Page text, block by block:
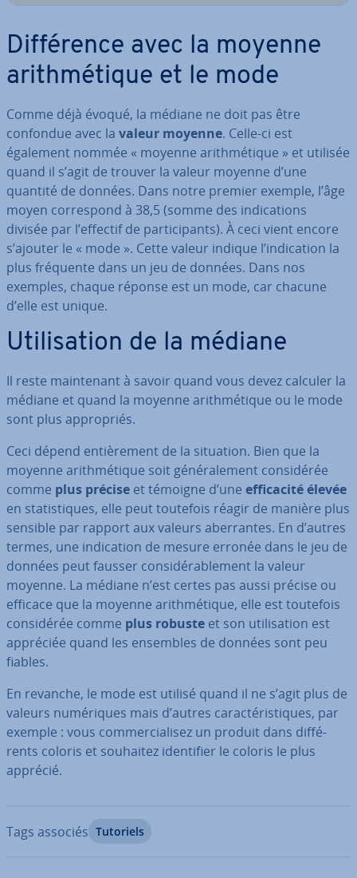
Dif­fé­rence avec la moyenne
arith­mé­tique et le mode
Comme déjà évoqué, la médiane ne doit pas être
confondue avec la valeur moyenne. Celle-ci est
également nommée « moyenne arith­mé­tique » et utilisée
quand il s’agit de trouver la valeur moyenne d’une
quantité de données. Dans notre premier exemple, l’âge
moyen cor­res­pond à 38,5 (somme des in­di­ca­tions
divisée par l’effectif de par­ti­ci­pants). À ceci vient encore
s’ajouter le « mode ». Cette valeur indique l’in­di­ca­tion la
plus fréquente dans un jeu de données. Dans nos
exemples, chaque réponse est un mode, car chacune
d’elle est unique.
Uti­li­sa­tion de la médiane
Il reste main­te­nant à savoir quand vous devez calculer la
médiane et quand la moyenne arith­mé­tique ou le mode
sont plus ap­pro­priés.
Ceci dépend en­tiè­re­ment de la situation. Bien que la
moyenne arith­mé­tique soit gé­né­ra­le­ment con­si­dé­rée
comme plus précise et témoigne d’une ef­fi­ca­cité élevée
en sta­tis­tiques, elle peut toutefois réagir de manière plus
sensible par rapport aux valeurs aber­rantes. En d’autres
termes, une in­di­ca­tion de mesure erronée dans le jeu de
données peut fausser con­si­dé­ra­ble­ment la valeur
moyenne. La médiane n’est certes pas aussi précise ou
efficace que la moyenne arith­mé­tique, elle est toutefois
con­si­dé­rée comme plus robuste et son uti­li­sa­tion est
appréciée quand les ensembles de données sont peu
fiables.
En revanche, le mode est utilisé quand il ne s’agit plus de
valeurs nu­mé­riques mais d’autres ca­rac­té­ris­tiques, par
exemple : vous com­mer­cia­li­sez un produit dans dif­fé­
rents coloris et souhaitez iden­ti­fier le coloris le plus
apprécié.
Tags associés Tutoriels